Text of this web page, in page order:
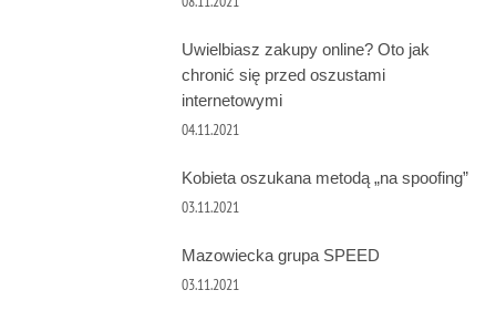
Uwielbiasz zakupy online? Oto jak
chronić się przed oszustami
internetowymi
04.11.2021
Kobieta oszukana metodą „na spoofing”
03.11.2021
Mazowiecka grupa SPEED
03.11.2021